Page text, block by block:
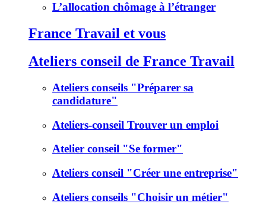
L’allocation chômage à l’étranger
France Travail et vous
Ateliers conseil de France Travail
Ateliers conseils "Préparer sa
candidature"
Ateliers-conseil Trouver un emploi
Atelier conseil "Se former"
Ateliers conseil "Créer une entreprise"
Ateliers conseils "Choisir un métier"